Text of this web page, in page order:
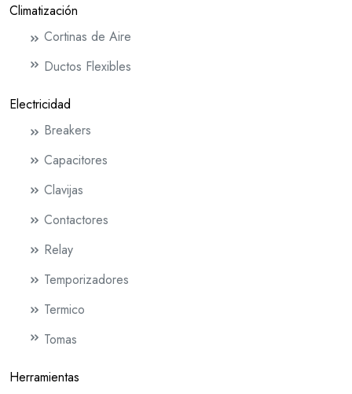
Climatización
Cortinas de Aire
Ductos Flexibles
Electricidad
Breakers
Capacitores
Clavijas
Contactores
Relay
Temporizadores
Termico
Tomas
Herramientas